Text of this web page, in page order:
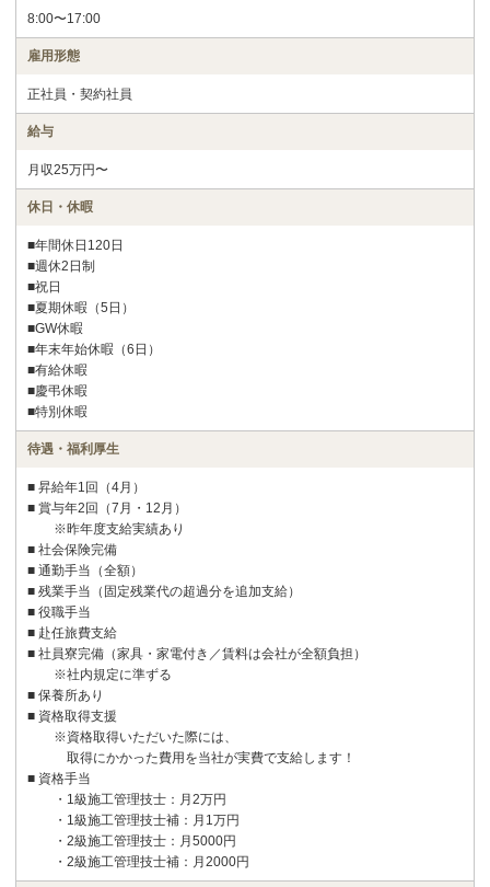
8:00〜17:00
雇用形態
正社員・契約社員
給与
月収25万円〜
休日・休暇
■年間休日120日
■週休2日制
■祝日
■夏期休暇（5日）
■GW休暇
■年末年始休暇（6日）
■有給休暇
■慶弔休暇
■特別休暇
待遇・福利厚生
■ 昇給年1回（4月）
■ 賞与年2回（7月・12月）
※昨年度支給実績あり
■ 社会保険完備
■ 通勤手当（全額）
■ 残業手当（固定残業代の超過分を追加支給）
■ 役職手当
■ 赴任旅費支給
■ 社員寮完備（家具・家電付き／賃料は会社が全額負担）
※社内規定に準ずる
■ 保養所あり
■ 資格取得支援
※資格取得いただいた際には、
取得にかかった費用を当社が実費で支給します！
■ 資格手当
・1級施工管理技士：月2万円
・1級施工管理技士補：月1万円
・2級施工管理技士：月5000円
・2級施工管理技士補：月2000円